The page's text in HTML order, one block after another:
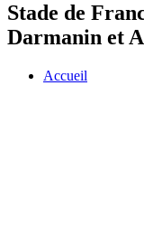
Stade de
Darmanin et
Accueil